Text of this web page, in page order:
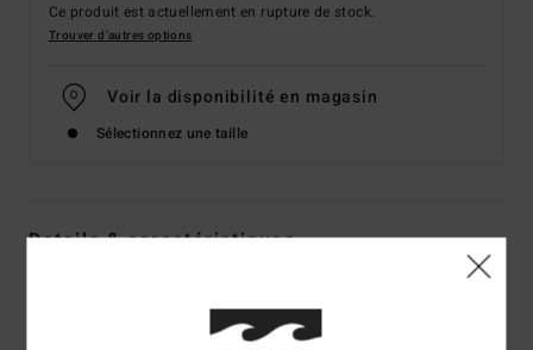
Ce produit est actuellement en rupture de stock.
Trouver d'autres options
Voir la disponibilité en magasin
Sélectionnez une taille
Details & caractéristiques
Code couleurdyr